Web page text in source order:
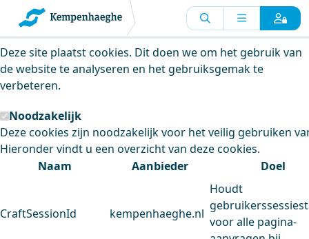
Kempenhaeghe maakt gebruik van
cookies
Deze site plaatst cookies. Dit doen we om het gebruik van
de website te analyseren en het gebruiksgemak te
verbeteren.
Noodzakelijk
Deze cookies zijn noodzakelijk voor het veilig gebruiken
Hieronder vindt u een overzicht van deze cookies.
Naam
Aanbieder Doel
CraftSessionId kempenhaeghe.nl
Houdt
voor alle pagina-